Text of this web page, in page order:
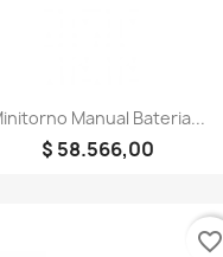
Manual Bateria...
$ 58.566,00
favorite_border